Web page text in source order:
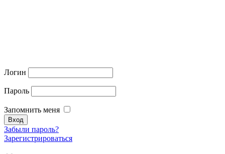
Логин
Пароль
Запомнить меня
Забыли пароль?
Зарегистрироваться